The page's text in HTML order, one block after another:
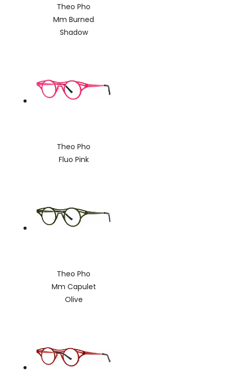
Theo Pho
Mm Burned
Shadow
Theo Pho
Fluo Pink
Theo Pho
Mm Capulet
Olive